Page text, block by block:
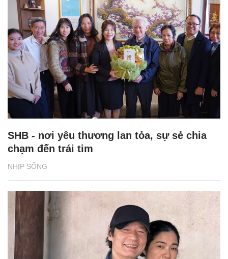
NHỊP SỐNG
SHB - nơi yêu thương lan tỏa, sự sẻ chia
chạm đến trái tim